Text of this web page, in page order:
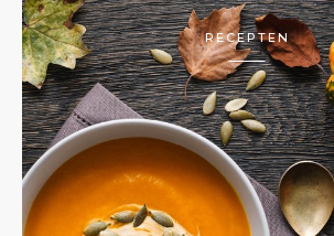
RECEPTEN